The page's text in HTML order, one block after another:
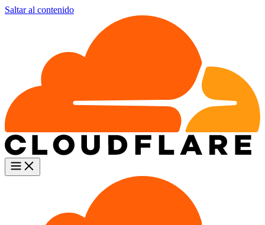
Saltar al contenido